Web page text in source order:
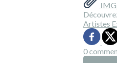
Artistes
0